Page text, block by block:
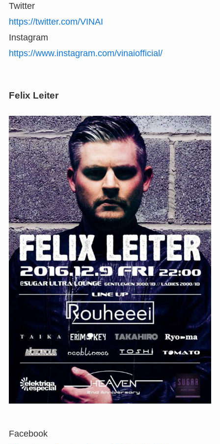
Twitter
https://twitter.com/VINAI
Instagram
https://www.instagram.com/vinaiofficial/
Felix Leiter
Facebook